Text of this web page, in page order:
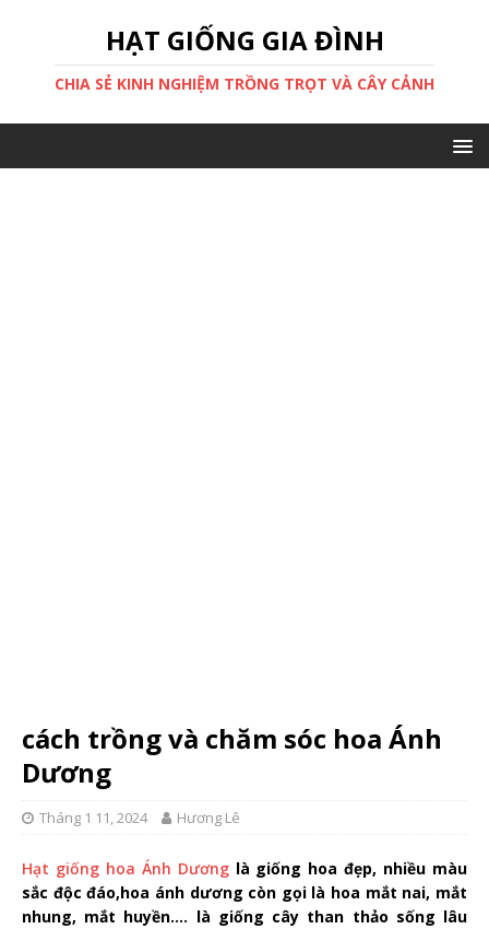
HẠT GIỐNG GIA ĐÌNH
CHIA SẺ KINH NGHIỆM TRỒNG TRỌT VÀ CÂY CẢNH
cách trồng và chăm sóc hoa Ánh
Dương
Tháng 1 11, 2024 Hương Lê
Hạt giống hoa Ánh Dươnglà giống hoa đẹp, nhiều màu
sắc độc đáo,hoa ánh dương còn gọi là hoa mắt nai, mắt
nhung, mắt huyền…. là giống cây than thảo sống lâu